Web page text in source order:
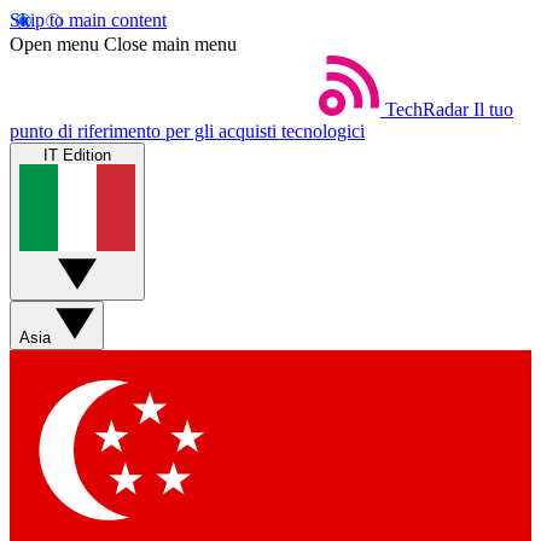
Skip to main content
Open menu Close main menu
TechRadar Il tuo
punto di riferimento per gli acquisti tecnologici
IT Edition
Asia